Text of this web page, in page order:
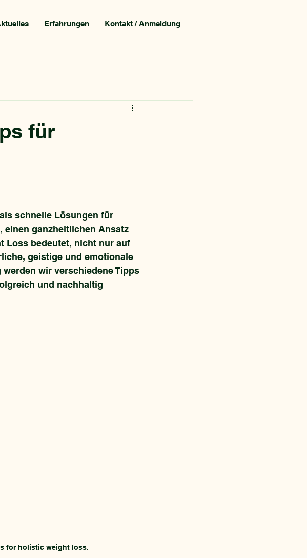
Erfahrungen Kontakt / Anmeldung
für
schnelle Lösungen für
einen ganzheitlichen Ansatz
Loss bedeutet, nicht nur auf
geistige und emotionale
wir verschiedene Tipps
und nachhaltig
for holistic weight loss.